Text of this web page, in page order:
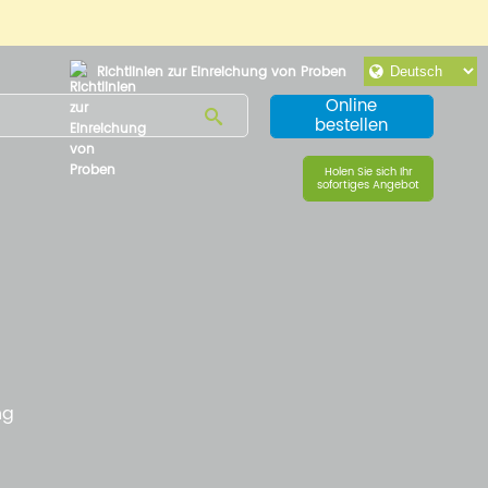
Richtlinien zur Einreichung von Proben
Online
bestellen
Holen Sie sich Ihr
sofortiges Angebot